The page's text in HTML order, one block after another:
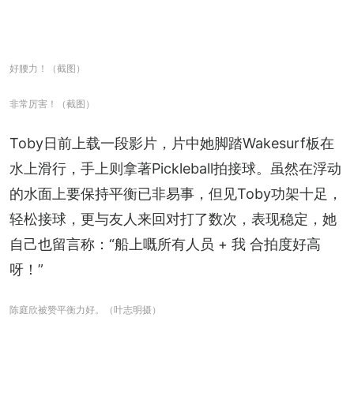
好腰力！（截图）
非常厉害！（截图）
Toby日前上载一段影片，片中她脚踏Wakesurf板在
水上滑行，手上则拿著Pickleball拍接球。虽然在浮动
的水面上要保持平衡已非易事，但见Toby功架十足，
轻松接球，更与友人来回对打了数次，表现稳定，她
自己也留言称：“船上嘅所有人员 + 我 合拍度好高
呀！”
陈庭欣被赞平衡力好。（叶志明摄）